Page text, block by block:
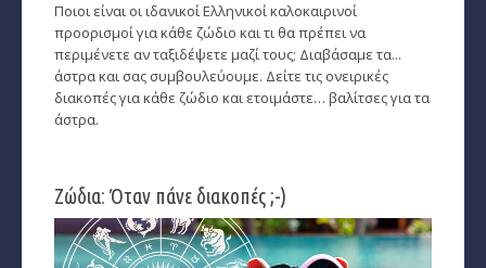
Μαθήματα Αστρολογίας
Ταρώ, Μεταφυσική, κ.α.
Ποιοι είναι οι ιδανικοί Ελληνικοί καλοκαιρινοί
προορισμοί για κάθε ζώδιο και τι θα πρέπει να
περιμένετε αν ταξιδέψετε μαζί τους; Διαβάσαμε τα...
άστρα και σας συμβουλεύουμε. Δείτε τις ονειρικές
διακοπές για κάθε ζώδιο και ετοιμάστε… βαλίτσες για τα
άστρα.
Ζώδια: Όταν πάνε διακοπές ;-)